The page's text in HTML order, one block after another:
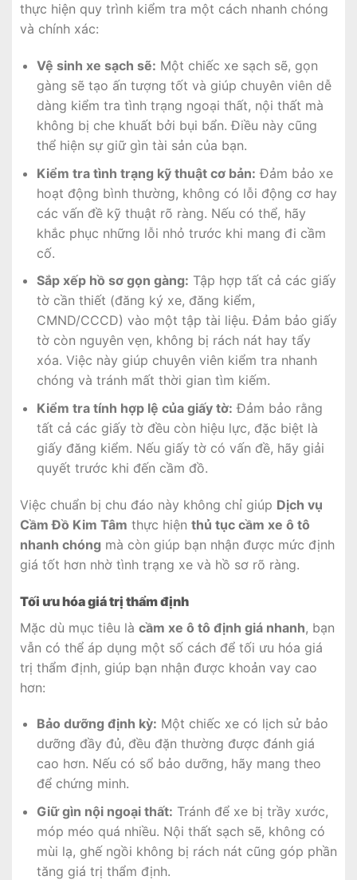
thực hiện quy trình kiểm tra một cách nhanh chóng
và chính xác:
Vệ sinh xe sạch sẽ: Một chiếc xe sạch sẽ, gọn
gàng sẽ tạo ấn tượng tốt và giúp chuyên viên dễ
dàng kiểm tra tình trạng ngoại thất, nội thất mà
không bị che khuất bởi bụi bẩn. Điều này cũng
thể hiện sự giữ gìn tài sản của bạn.
Kiểm tra tình trạng kỹ thuật cơ bản: Đảm bảo xe
hoạt động bình thường, không có lỗi động cơ hay
các vấn đề kỹ thuật rõ ràng. Nếu có thể, hãy
khắc phục những lỗi nhỏ trước khi mang đi cầm
cố.
Sắp xếp hồ sơ gọn gàng: Tập hợp tất cả các giấy
tờ cần thiết (đăng ký xe, đăng kiểm,
CMND/CCCD) vào một tập tài liệu. Đảm bảo giấy
tờ còn nguyên vẹn, không bị rách nát hay tẩy
xóa. Việc này giúp chuyên viên kiểm tra nhanh
chóng và tránh mất thời gian tìm kiếm.
Kiểm tra tính hợp lệ của giấy tờ: Đảm bảo rằng
tất cả các giấy tờ đều còn hiệu lực, đặc biệt là
giấy đăng kiểm. Nếu giấy tờ có vấn đề, hãy giải
quyết trước khi đến cầm đồ.
Việc chuẩn bị chu đáo này không chỉ giúp Dịch vụ
Cầm Đồ Kim Tâm thực hiện thủ tục cầm xe ô tô
nhanh chóng mà còn giúp bạn nhận được mức định
giá tốt hơn nhờ tình trạng xe và hồ sơ rõ ràng.
Tối ưu hóa giá trị thẩm định
Mặc dù mục tiêu là cầm xe ô tô định giá nhanh, bạn
vẫn có thể áp dụng một số cách để tối ưu hóa giá
trị thẩm định, giúp bạn nhận được khoản vay cao
hơn:
Bảo dưỡng định kỳ: Một chiếc xe có lịch sử bảo
dưỡng đầy đủ, đều đặn thường được đánh giá
cao hơn. Nếu có sổ bảo dưỡng, hãy mang theo
để chứng minh.
Giữ gìn nội ngoại thất: Tránh để xe bị trầy xước,
móp méo quá nhiều. Nội thất sạch sẽ, không có
mùi lạ, ghế ngồi không bị rách nát cũng góp phần
tăng giá trị thẩm định.